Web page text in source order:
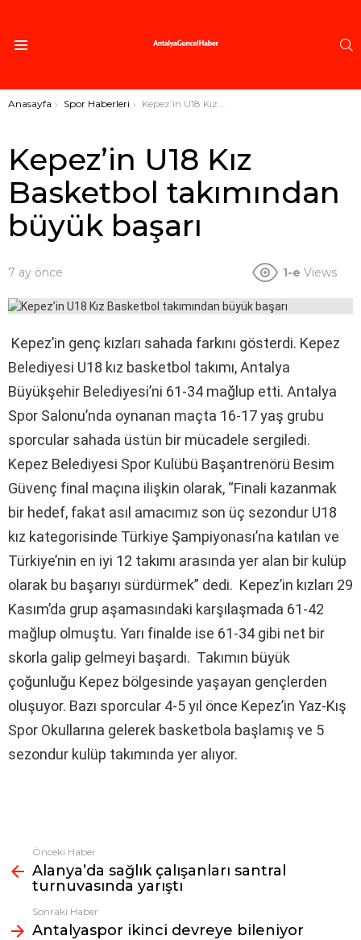
Buradasınız:
Anasayfa Spor Haberleri Kepez’in U18 Kız Basketbol takımından büyük başarı
Kepez’in U18 Kız
Basketbol takımından
büyük başarı
7 ay önce 1-e Views
Kepez’in genç kızları sahada farkını gösterdi. Kepez
Belediyesi U18 kız basketbol takımı, Antalya
Büyükşehir Belediyesi’ni 61-34 mağlup etti. Antalya
Spor Salonu’nda oynanan maçta 16-17 yaş grubu
sporcular sahada üstün bir mücadele sergiledi.
Kepez Belediyesi Spor Kulübü Başantrenörü Besim
Güvenç final maçına ilişkin olarak, “Finali kazanmak
bir hedef, fakat asıl amacımız son üç sezondur U18
kız kategorisinde Türkiye Şampiyonası’na katılan ve
Türkiye’nin en iyi 12 takımı arasında yer alan bir kulüp
olarak bu başarıyı sürdürmek” dedi. Kepez’in kızları 29
Kasım’da grup aşamasındaki karşılaşmada 61-42
mağlup olmuştu. Yarı finalde ise 61-34 gibi net bir
skorla galip gelmeyi başardı. Takımın büyük
çoğunluğu Kepez bölgesinde yaşayan gençlerden
oluşuyor. Bazı sporcular 4-5 yıl önce Kepez’in Yaz-Kış
Spor Okullarına gelerek basketbola başlamış ve 5
sezondur kulüp takımında yer alıyor.
Fazlasına
bak
Önceki Haber
Alanya’da sağlık çalışanları santral
turnuvasında yarıştı
Sonraki Haber
Antalyaspor ikinci devreye bileniyor